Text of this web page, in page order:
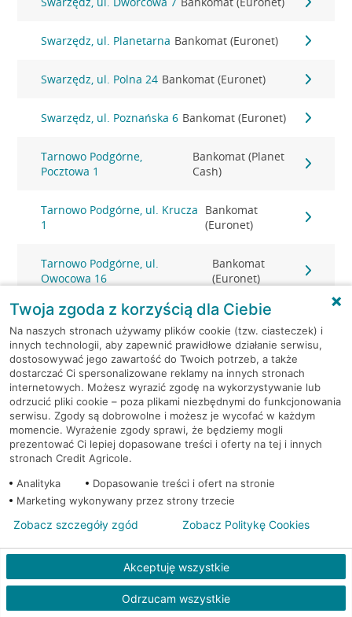
Swarzędz, ul. Planetarna Bankomat (Euronet)
Swarzędz, ul. Polna 24 Bankomat (Euronet)
Swarzędz, ul. Poznańska 6 Bankomat (Euronet)
Tarnowo Podgórne,
Pocztowa 1
Bankomat (Planet
Cash)
Tarnowo Podgórne, ul. Krucza
1
Bankomat
(Euronet)
Tarnowo Podgórne, ul.
Owocowa 16
Bankomat
(Euronet)
Tarnowo Podgórne, ul.
Poznańska 74
Bankomat
(Euronet)
Tarnowo Podgórne, ul.
Poznańska 74
Bankomat
(Euronet)
Tulce, ul. Fiołkowa 1 Bankomat (Euronet)
Twoja zgoda z korzyścią dla Ciebie
Na naszych stronach używamy plików cookie (tzw. ciasteczek) i
innych technologii, aby zapewnić prawidłowe działanie serwisu,
dostosowywać jego zawartość do Twoich potrzeb, a także
dostarczać Ci spersonalizowane reklamy na innych stronach
internetowych. Możesz wyrazić zgodę na wykorzystywanie lub
odrzucić pliki cookie – poza plikami niezbędnymi do funkcjonowania
serwisu. Zgody są dobrowolne i możesz je wycofać w każdym
momencie. Wyrażenie zgody sprawi, że będziemy mogli
prezentować Ci lepiej dopasowane treści i oferty na tej i innych
stronach Credit Agricole.
Analityka
Dopasowanie treści i ofert na stronie
Marketing wykonywany przez strony trzecie
Akceptuję wszystkie
Odrzucam wszystkie
Zobacz szczegóły zgód Zobacz Politykę Cookies